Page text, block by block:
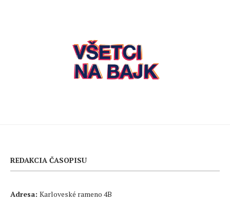
REDAKCIA ČASOPISU
Adresa: Karloveské rameno 4B